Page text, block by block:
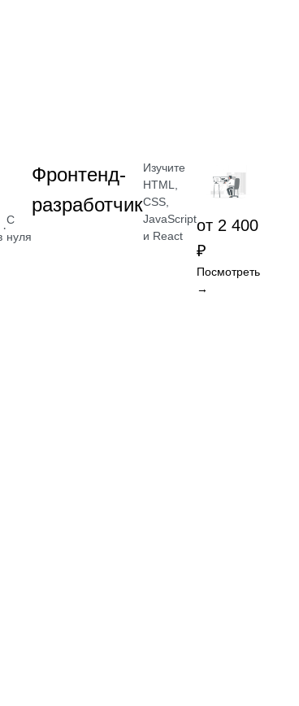
·
С
нуля
Фронтенд-
разработчик
Изучите
HTML,
CSS,
JavaScript
и React
от 2 400
₽
Посмотреть
→